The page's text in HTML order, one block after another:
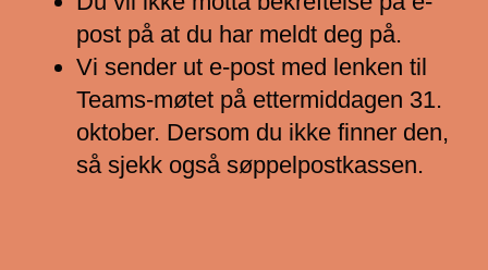
post på at du har meldt deg på.
Vi sender ut e-post med lenken til
Teams-møtet på ettermiddagen 31.
oktober. Dersom du ikke finner den,
så sjekk også søppelpostkassen.